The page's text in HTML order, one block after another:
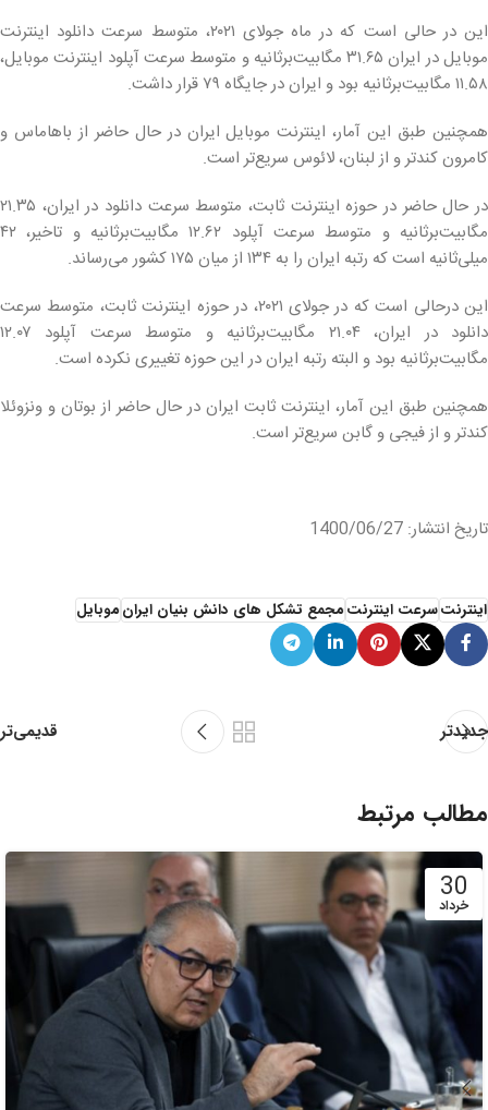
این در حالی است که در ماه جولای ۲۰۲۱، متوسط سرعت دانلود اینترنت
موبایل در ایران ۳۱.۶۵ مگابیت‌برثانیه و متوسط سرعت آپلود اینترنت موبایل،
۱۱.۵۸ مگابیت‌برثانیه بود و ایران در جایگاه ۷۹ قرار داشت.
همچنین طبق این آمار، اینترنت موبایل ایران در حال حاضر از باهاماس و
کامرون کندتر و از لبنان، لائوس سریع‌تر است.
در حال حاضر در حوزه اینترنت ثابت، متوسط سرعت دانلود در ایران، ۲۱.۳۵
مگابیت‌برثانیه و متوسط سرعت آپلود ۱۲.۶۲ مگابیت‌برثانیه و تاخیر، ۴۲
میلی‌ثانیه است که رتبه ایران را به ۱۳۴ از میان ۱۷۵ کشور می‌رساند.
این درحالی است که در جولای ۲۰۲۱، در حوزه اینترنت ثابت، متوسط سرعت
دانلود در ایران، ۲۱.۰۴ مگابیت‌برثانیه و متوسط سرعت آپلود ۱۲.۰۷
مگابیت‌برثانیه بود و البته رتبه ایران در این حوزه تغییری نکرده است.
همچنین طبق این آمار، اینترنت ثابت ایران در حال حاضر از بوتان و ونزوئلا
کندتر و از فیجی و گابن سریع‌تر است.
تاریخ انتشار: 1400/06/27
اینترنتسرعت اینترنتمجمع تشکل های دانش بنیان ایرانموبایل
جدیدتر قدیمی‌تر
مطالب مرتبط
30
خرداد